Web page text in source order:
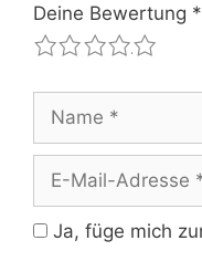
Deine Bewertung *
4
3
2
1
Name
Adresse
Ja, füge mich